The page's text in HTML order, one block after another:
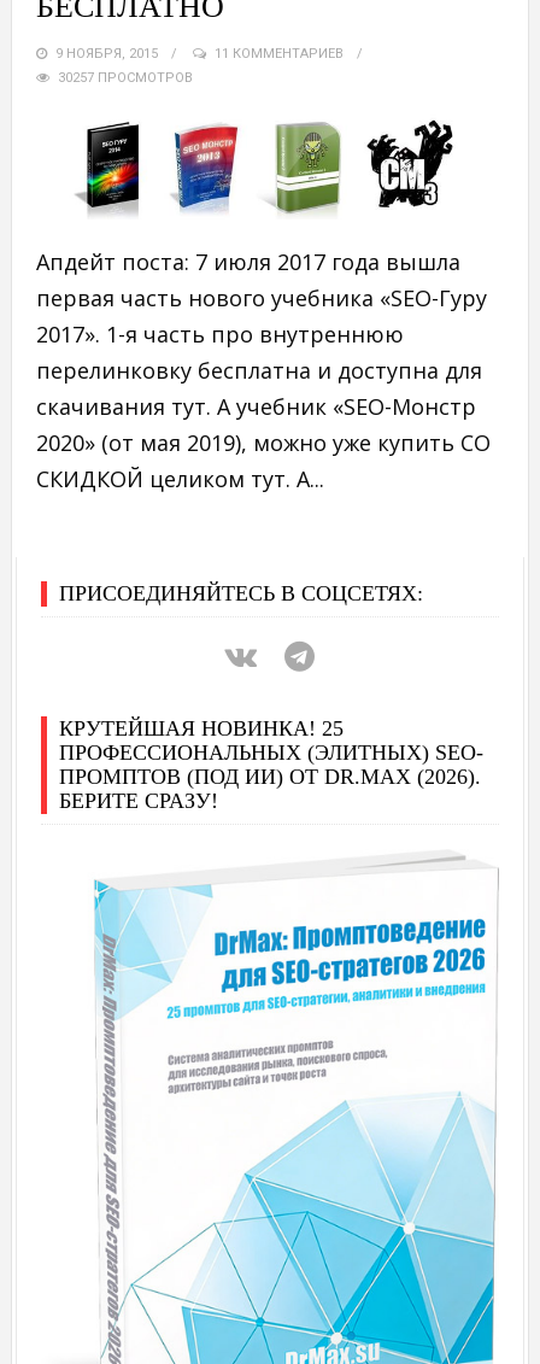
БЕСПЛАТНО
9 НОЯБРЯ, 2015
11 КОММЕНТАРИЕВ
30257 ПРОСМОТРОВ
Апдейт поста: 7 июля 2017 года вышла
первая часть нового учебника «SEO-Гуру
2017». 1-я часть про внутреннюю
перелинковку бесплатна и доступна для
скачивания тут. А учебник «SEO-Монстр
2020» (от мая 2019), можно уже купить СО
СКИДКОЙ целиком тут. А...
ПРИСОЕДИНЯЙТЕСЬ В СОЦСЕТЯХ:
КРУТЕЙШАЯ НОВИНКА! 25
ПРОФЕССИОНАЛЬНЫХ (ЭЛИТНЫХ) SEO-
ПРОМПТОВ (ПОД ИИ) ОТ DR.MAX (2026).
БЕРИТЕ СРАЗУ!